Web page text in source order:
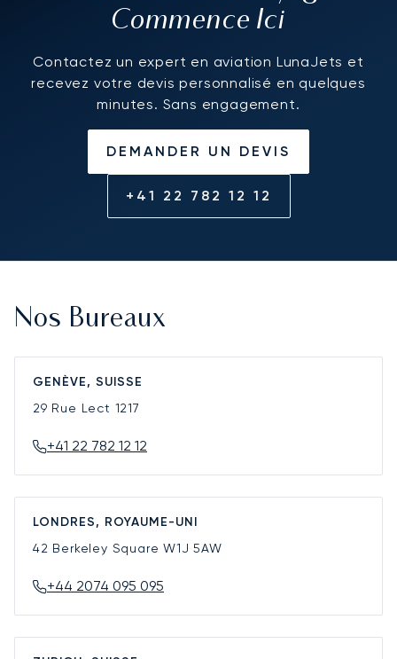
Commence Ici
Contactez un expert en aviation LunaJets et
recevez votre devis personnalisé en quelques
minutes. Sans engagement.
DEMANDER UN DEVIS
+41 22 782 12 12
Nos Bureaux
GENÈVE, SUISSE
29 Rue Lect 1217
+41 22 782 12 12
LONDRES, ROYAUME-UNI
42 Berkeley SquareW1J 5AW
+44 2074 095 095